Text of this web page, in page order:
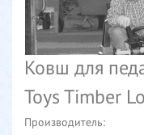
Ковш для
Toys Timber
Производитель: